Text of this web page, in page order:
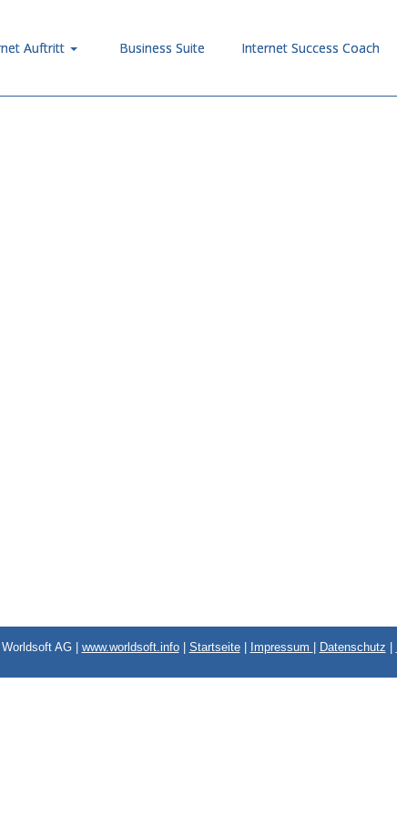
Auftritt Business Suite Internet Success Coach
AG | www.worldsoft.info| Startseite| Impressum Datenschutz